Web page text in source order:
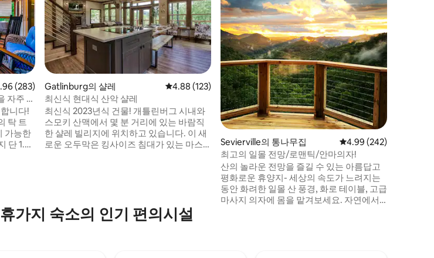
4.96점(5점 만점), 후기 283개
(283)
자주 볼
니다!
탁 트
가능한
단 1.3
박을 즐
Gatlinburg의 샬레 평점 4.88점(5점 만점), 후기 123개
4.88 (123)
최신식 현대식 산악 샬레
최신식 2023년식 건물! 개틀린버그 시내와
스모키 산맥에서 몇 분 거리에 있는 바람직
한 샬레 빌리지에 위치하고 있습니다. 이 새
로운 오두막은 킹사이즈 침대가 있는 마스
니다. 데크에는 온수 욕조, 그네, 소파, 파티
오 테이블이 있습니다. 모든 객실에서 스모
Sevierville의 통나무집 평점 4.99점(5점 만점),
4.99 (242)
최고의 일몰 전망/로맨틱/안마의자!
산의 놀라운 전망을 즐길 수 있는 아름답고
평화로운 휴양지- 세상의 속도가 느려지는
동안 화려한 일몰 산 풍경, 화로 테이블, 고급
마사지 의자에 몸을 맡겨보세요. 자연에서
가지 숙소의 인기 편의시설